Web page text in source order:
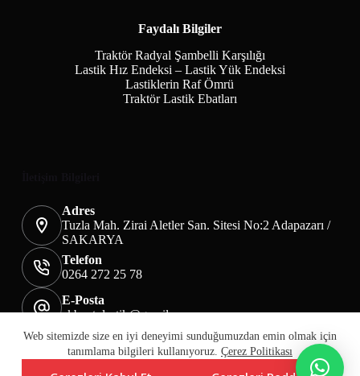
Web sitemizde size en iyi deneyimi sunduğumuzdan emin olmak için
tanımlama bilgileri kullanıyoruz. Çerez Politikası
Faydalı Bilgiler
Traktör Radyal Şambelli Karşılığı
Lastik Hız Endeksi – Lastik Yük Endeksi
Lastiklerin Raf Ömrü
Traktör Lastik Ebatları
Adres
Tuzla Mah. Zirai Aletler San. Sitesi No:2 Adapazarı /
SAKARYA
Telefon
0264 272 25 78
E-Posta
akbaotolastik@gmail.com
Mesafeli Satış Sözleşmesi
Teslimat&İade
Üyelik KVKK Sayfası
Çerez Politikası